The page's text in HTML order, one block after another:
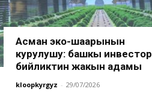
Асман эко-шаарынын
курулушу: башкы инвестор
бийликтин жакын адамы
kloopkyrgyz - 29/07/2026